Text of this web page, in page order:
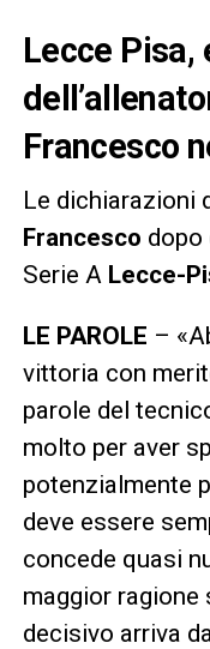
Lecce Pisa,
Francesco
Le dichiarazioni
Francesco dopo
Serie A Lecce-
LE PAROLE –
vittoria con
parole del
molto per aver
potenzialmente
deve essere
concede quasi
maggior ragione
decisivo arriva